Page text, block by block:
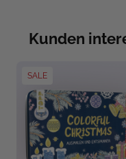
Kunden
SALE